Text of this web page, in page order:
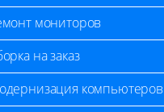
мониторов
на заказ
компьютеров